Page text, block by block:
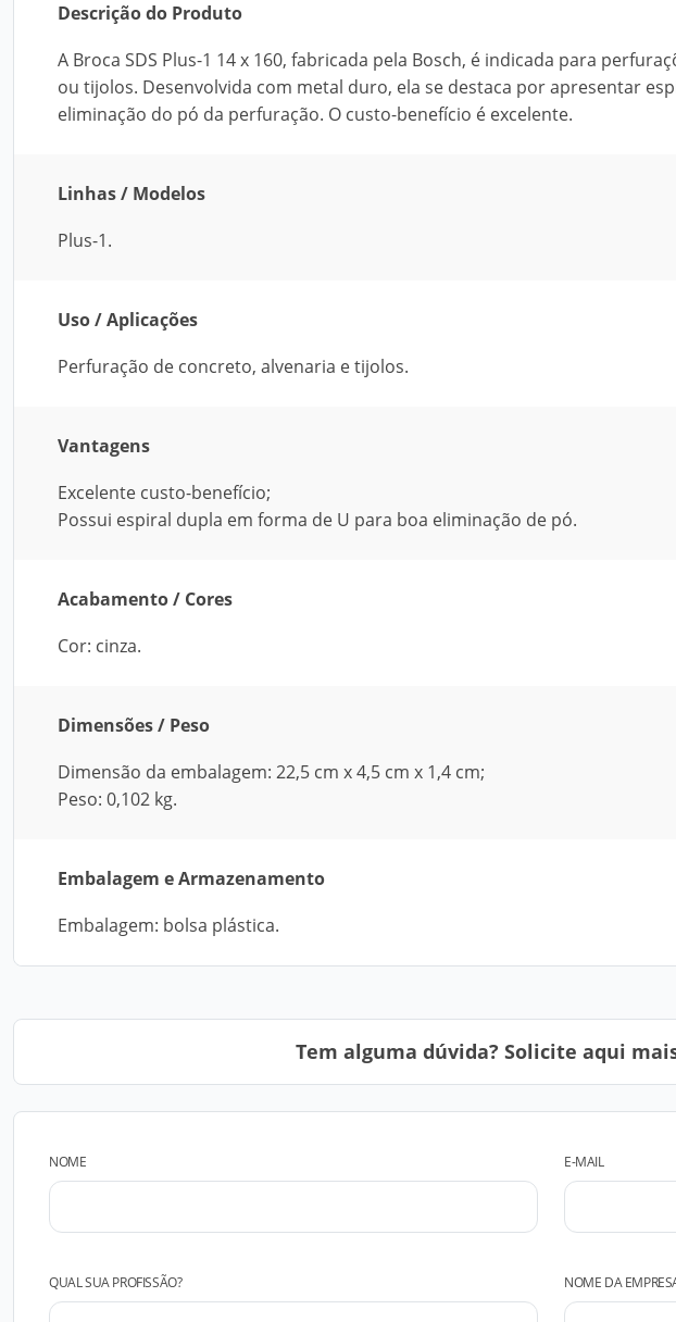
Descrição do Produto
A Broca SDS Plus-1 14 x 160, fabricada pela Bosch, é indicada para
ou tijolos. Desenvolvida com metal duro, ela se destaca por apresentar
eliminação do pó da perfuração. O custo-benefício é excelente.
Linhas / Modelos
Plus-1.
Uso / Aplicações
Perfuração de concreto, alvenaria e tijolos.
Vantagens
Excelente custo-benefício;
Possui espiral dupla em forma de U para boa eliminação de pó.
Acabamento / Cores
Cor: cinza.
Dimensões / Peso
Dimensão da embalagem: 22,5 cm x 4,5 cm x 1,4 cm;
Peso: 0,102 kg.
Embalagem e Armazenamento
Embalagem: bolsa plástica.
Tem alguma dúvida? Solicite aqui
NOME E-MAIL
QUAL SUA PROFISSÃO? NOME DA